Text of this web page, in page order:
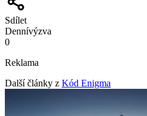
Sdílet
Dennívýzva
0
Reklama
Další články z Kód Enigma